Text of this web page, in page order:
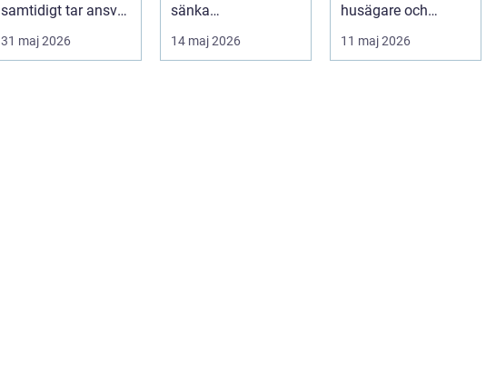
samtidigt tar ansvar
för både människa
och miljö behö...
31 maj 2026
sänka
energikostnader,
höja komforten och
14 maj 2026
husägare och
fastighetsägare
intresserar sig för
11 maj 2026